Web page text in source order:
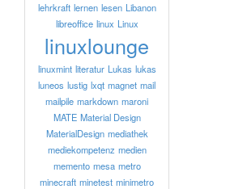
lehrkraft lernen lesen Libanon
libreoffice linux Linux
linuxlounge
linuxmint literatur Lukas lukas
luneos lustig lxqt magnet mail
mailpile markdown maroni
MATE Material Design
MaterialDesign mediathek
mediekompetenz medien
memento mesa metro
minecraft minetest minimetro